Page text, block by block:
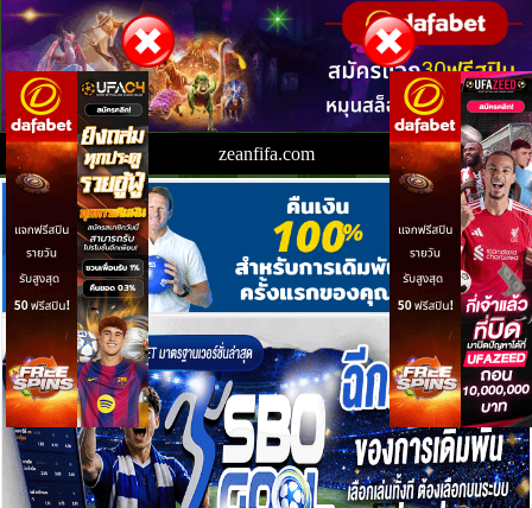
zeanfifa.com